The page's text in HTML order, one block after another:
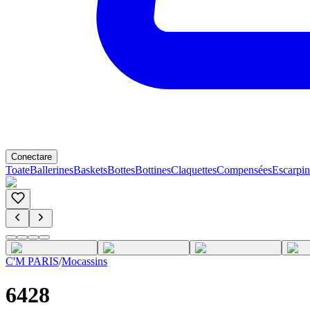
Conectare
ToateBallerinesBasketsBottesBottinesClaquettesCompensées
C'M PARIS/Mocassins
6428